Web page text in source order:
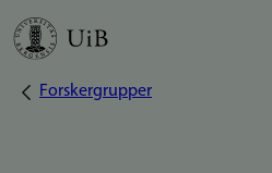
Hopp
hovedinnhold
Navigasjonssti
Forskergrupper